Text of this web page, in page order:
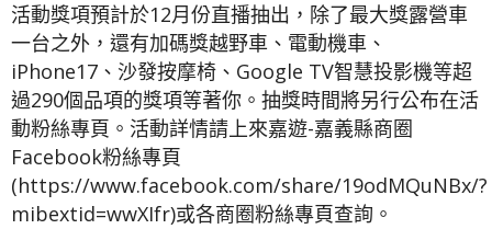
活動獎項預計於12月份直播抽出，除了最大獎露營車
一台之外，還有加碼獎越野車、電動機車、
iPhone17、沙發按摩椅、Google TV智慧投影機等超
過290個品項的獎項等著你。抽獎時間將另行公布在活
動粉絲專頁。活動詳情請上來嘉遊-嘉義縣商圈
Facebook粉絲專頁
(https://www.facebook.com/share/19odMQuNBx/?
mibextid=wwXIfr)或各商圈粉絲專頁查詢。